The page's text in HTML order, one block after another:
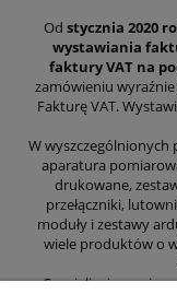
Od stycznia 2020
wystawiania
faktury VAT na
zamówieniu
Fakturę VAT.
W wyszczególnionych
aparatura
drukowane,
przełączniki,
moduły i zestawy
wiele produktów o
Specjalizujemy się